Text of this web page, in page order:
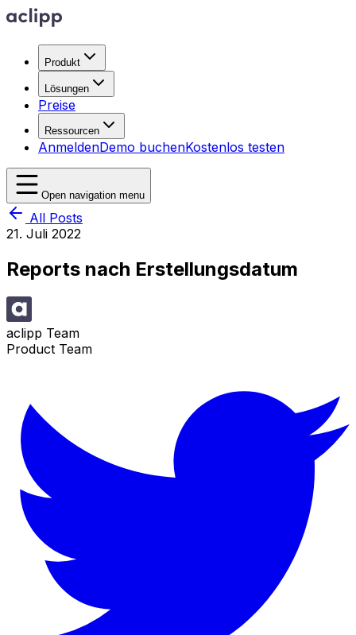
Produkt
Lösungen
Preise
Ressourcen
AnmeldenDemo buchenKostenlos testen
Open navigation menu
All Posts
21. Juli 2022
Reports nach Erstellungsdatum
aclipp Team
Product Team